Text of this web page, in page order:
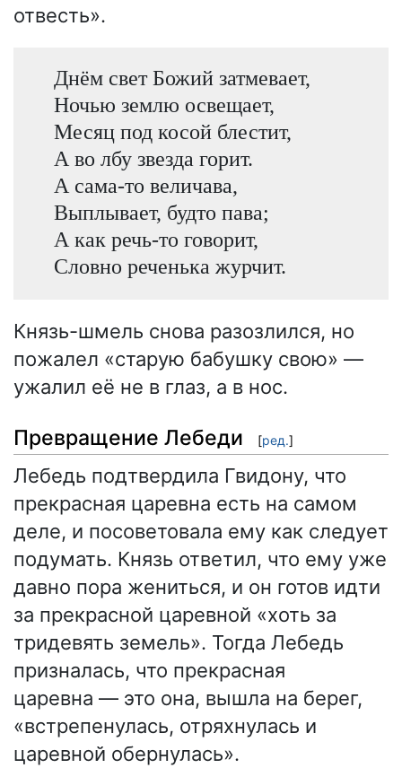
отвесть».
Днём свет Божий затмевает,
Ночью землю освещает,
Месяц под косой блестит,
А во лбу звезда горит.
А сама-то величава,
Выплывает, будто пава;
А как речь-то говорит,
Словно реченька журчит.
Князь-шмель снова разозлился, но
пожалел «старую бабушку свою» —
ужалил её не в глаз, а в нос.
Превращение Лебеди [ред.]
Лебедь подтвердила Гвидону, что
прекрасная царевна есть на самом
деле, и посоветовала ему как следует
подумать. Князь ответил, что ему уже
давно пора жениться, и он готов идти
за прекрасной царевной «хоть за
тридевять земель». Тогда Лебедь
призналась, что прекрасная
царевна — это она, вышла на берег,
«встрепенулась, отряхнулась и
царевной обернулась».